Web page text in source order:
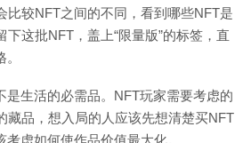
比较NFT之间的不同，看到哪些NFT是
这批NFT，盖上“限量版”的标签，直
是生活的必需品。NFT玩家需要考虑的
藏品，想入局的人应该先想清楚买NFT
虑如何使作品价值最大化。